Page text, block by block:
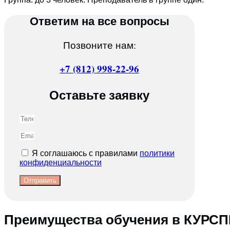
Ответим на все вопросы
Позвоните нам:
+7 (812) 998-22-96
Оставьте заявку
Я соглашаюсь с правилами политики
конфиденциальности
Отправить
Преимущества обучения в